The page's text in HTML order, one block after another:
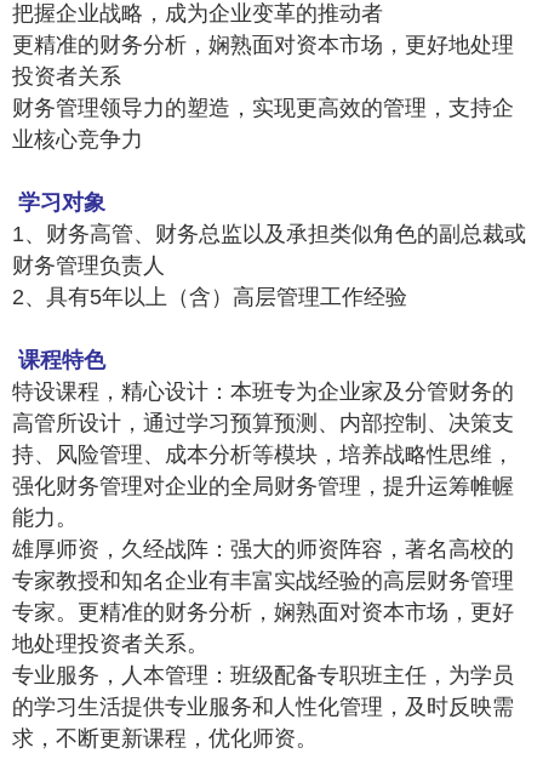
把握企业战略，成为企业变革的推动者
更精准的财务分析，娴熟面对资本市场，更好地处理
投资者关系
财务管理领导力的塑造，实现更高效的管理，支持企
业核心竞争力
学习对象
1、财务高管、财务总监以及承担类似角色的副总裁或
财务管理负责人
2、具有5年以上（含）高层管理工作经验
课程特色
特设课程，精心设计：本班专为企业家及分管财务的
高管所设计，通过学习预算预测、内部控制、决策支
持、风险管理、成本分析等模块，培养战略性思维，
强化财务管理对企业的全局财务管理，提升运筹帷幄
能力。
雄厚师资，久经战阵：强大的师资阵容，著名高校的
专家教授和知名企业有丰富实战经验的高层财务管理
专家。更精准的财务分析，娴熟面对资本市场，更好
地处理投资者关系。
专业服务，人本管理：班级配备专职班主任，为学员
的学习生活提供专业服务和人性化管理，及时反映需
求，不断更新课程，优化师资。